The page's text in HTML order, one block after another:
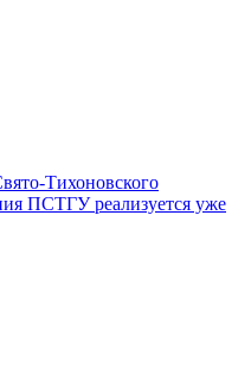
Тихоновского
ПСТГУ реализуется уже